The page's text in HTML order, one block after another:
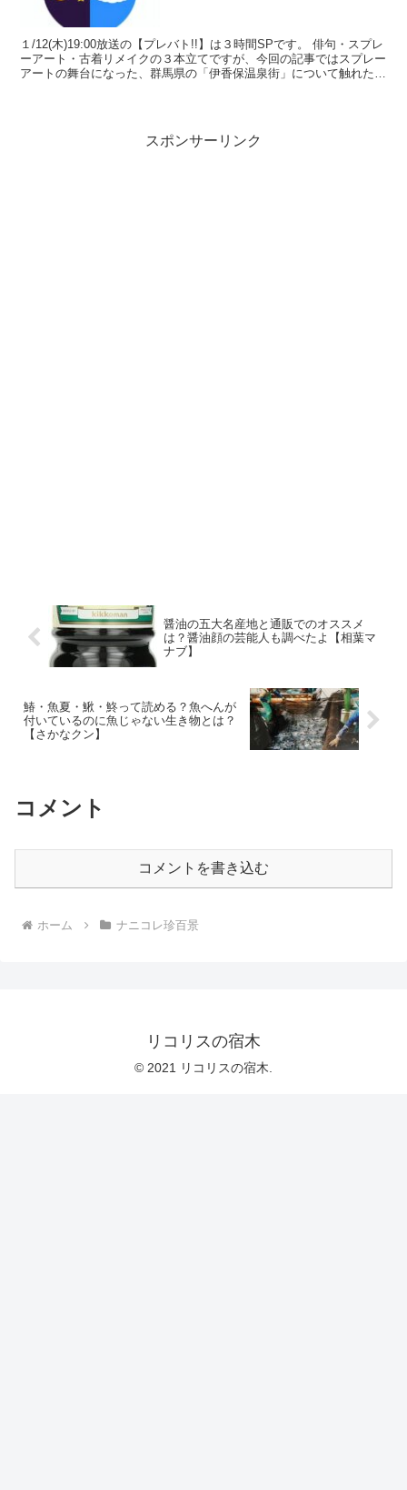
１/12(木)19:00放送の【プレバト!!】は３時間SPです。 俳句・スプレ
ーアート・古着リメイクの３本立てですが、今回の記事ではスプレー
アートの舞台になった、群馬県の「伊香保温泉街」について触れたい
スポンサーリンク
醤油の五大名産地と通販でのオススメ
は？醤油顔の芸能人も調べたよ【相葉マ
ナブ】
鰆・魚夏・鰍・鮗って読める？魚へんが
付いているのに魚じゃない生き物とは？
【さかなクン】
コメント
コメントを書き込む
ホーム ナニコレ珍百景
リコリスの宿木
© 2021 リコリスの宿木.